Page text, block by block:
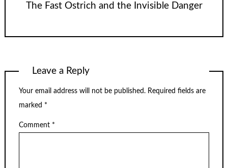
The Fast Ostrich and the Invisible Danger
Leave a Reply
Your email address will not be published. Required fields are
marked *
Comment *